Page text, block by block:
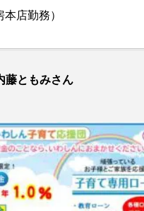
本店勤務）
藤ともみさん